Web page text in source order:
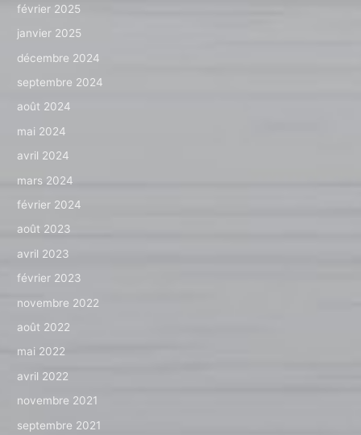
février 2025
janvier 2025
décembre 2024
septembre 2024
août 2024
mai 2024
avril 2024
mars 2024
février 2024
août 2023
avril 2023
février 2023
novembre 2022
août 2022
mai 2022
avril 2022
novembre 2021
septembre 2021